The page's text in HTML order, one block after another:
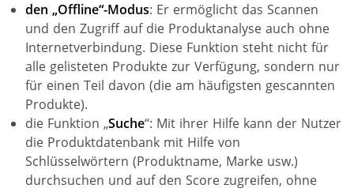
den „Offline“-Modus: Er ermöglicht das Scannen
und den Zugriff auf die Produktanalyse auch ohne
Internetverbindung. Diese Funktion steht nicht für
alle gelisteten Produkte zur Verfügung, sondern nur
für einen Teil davon (die am häufigsten gescannten
Produkte).
die Funktion „Suche“: Mit ihrer Hilfe kann der Nutzer
die Produktdatenbank mit Hilfe von
Schlüsselwörtern (Produktname, Marke usw.)
durchsuchen und auf den Score zugreifen, ohne